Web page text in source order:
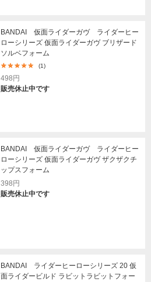
BANDAI 仮面ライダーガヴ ライダーヒー
ローシリーズ 仮面ライダーガヴ ブリザード
ソルベフォーム
(1)
498円
販売休止中です
BANDAI 仮面ライダーガヴ ライダーヒー
ローシリーズ 仮面ライダーガヴ ザクザクチ
ップスフォーム
398円
販売休止中です
BANDAI ライダーヒーローシリーズ 20 仮
面ライダービルド ラビットラビットフォー